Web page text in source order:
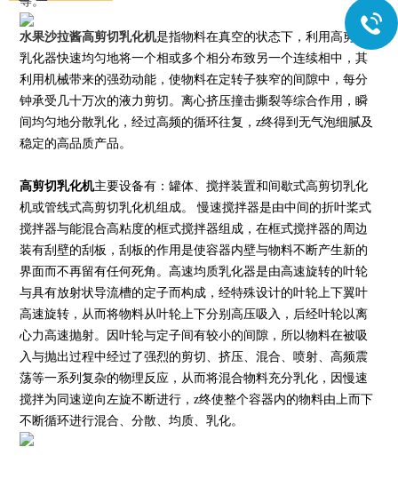
水果沙拉酱高剪切乳化机是指物料在真空的状态下，利用高剪切
乳化器快速均匀地将一个相或多个相分布致另一个连续相中，其
利用机械带来的强劲动能，使物料在定转子狭窄的间隙中，每分
钟承受几十万次的液力剪切。离心挤压撞击撕裂等综合作用，瞬
间均匀地分散乳化，经过高频的循环往复，z终得到无气泡细腻及
稳定的高品质产品。
高剪切乳化机主要设备有：罐体、搅拌装置和间歇式高剪切乳化
机或管线式高剪切乳化机组成。 慢速搅拌器是由中间的折叶桨式
搅拌器与能混合高粘度的框式搅拌器组成，在框式搅拌器的周边
装有刮壁的刮板，刮板的作用是使容器内壁与物料不断产生新的
界面而不再留有任何死角。高速均质乳化器是由高速旋转的叶轮
与具有放射状导流槽的定子而构成，经特殊设计的叶轮上下翼叶
高速旋转，从而将物料从叶轮上下分别高压吸入，后经叶轮以离
心力高速抛射。因叶轮与定子间有较小的间隙，所以物料在被吸
入与抛出过程中经过了强烈的剪切、挤压、混合、喷射、高频震
荡等一系列复杂的物理反应，从而将混合物料充分乳化，因慢速
搅拌为同速逆向左旋不断进行，z终使整个容器内的物料由上而下
不断循环进行混合、分散、均质、乳化。